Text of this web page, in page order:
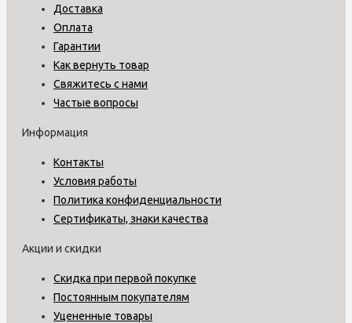
Доставка
Оплата
Гарантии
Как вернуть товар
Свяжитесь с нами
Частые вопросы
Информация
Контакты
Условия работы
Политика конфиденциальности
Сертификаты, знаки качества
Акции и скидки
Скидка при первой покупке
Постоянным покупателям
Уцененные товары